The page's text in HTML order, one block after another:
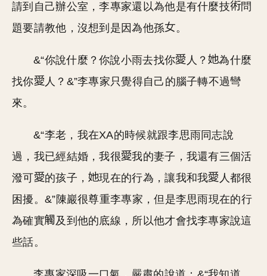
請到自己辦公室，李專家還以為他是有什麼技
問
題要請教他，沒想到是因為他孫
。
&“你說什麼？你說小雨去找你 人？
為什麼
找你
人？&”李專家只覺得自己的腦子轉不過彎
來。
&“李老，我在XA的時候就跟李思雨同志說
過，我已經結婚，我很
我的妻子，我還有三個活
潑可
的孩子， 現在的行為，讓我和我
人都很
困擾。&”陳巖很尊重李專家，但是李思雨現在的行
為確實
及到他的底線，所以他才會找李專家說這
些話。